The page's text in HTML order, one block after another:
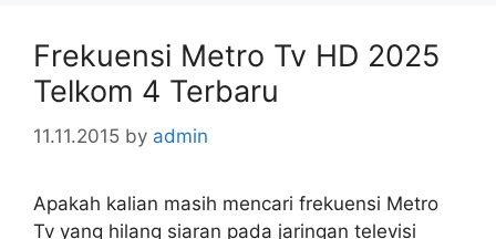
Frekuensi Metro Tv HD 2025
Telkom 4 Terbaru
11.11.2015 by admin
Apakah kalian masih mencari frekuensi Metro
Tv yang hilang siaran pada jaringan televisi